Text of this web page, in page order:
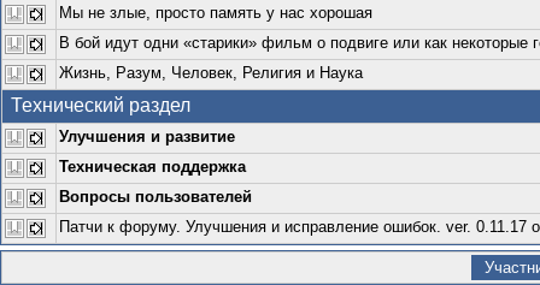
Мы не злые, просто память у нас хорошая
В бой идут одни «старики» фильм о подвиге или как некоторые
Жизнь, Разум, Человек, Религия и Наука
Технический раздел
Улучшения и развитие
Техническая поддержка
Вопросы пользователей
Патчи к форуму. Улучшения и исправление ошибок. ver. 0.11.17